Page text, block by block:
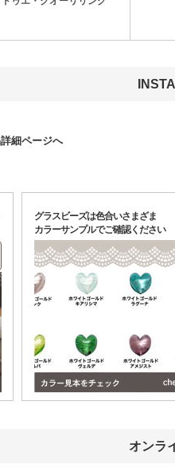
細ページへ
グラスビーズは色合いさまざま
カラーサンプルでご確認ください
オンラ